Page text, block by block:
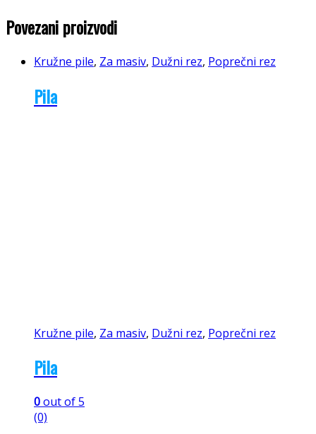
Povezani proizvodi
Kružne pile, Za masiv, Dužni rez, Poprečni rez
Pila
Kružne pile, Za masiv, Dužni rez, Poprečni rez
Pila
0out of 5
(0)